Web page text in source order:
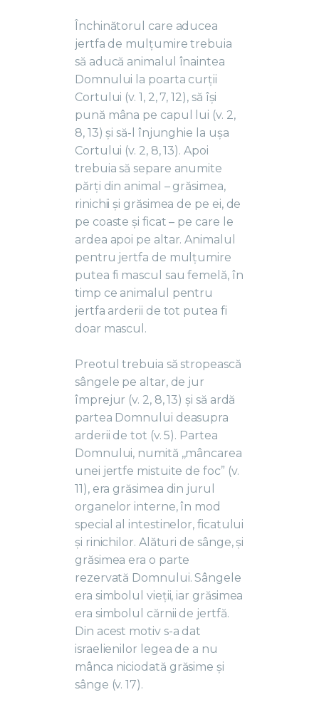
Închinătorul care aducea
jertfa de mulțumire trebuia
să aducă animalul înaintea
Domnului la poarta curții
Cortului (v. 1, 2, 7, 12), să își
pună mâna pe capul lui (v. 2,
8, 13) şi să-l înjunghie la ușa
Cortului (v. 2, 8, 13). Apoi
trebuia să separe anumite
părți din animal – grăsimea,
rinichii și grăsimea de pe ei, de
pe coaste și ficat – pe care le
ardea apoi pe altar. Animalul
pentru jertfa de mulțumire
putea fi mascul sau femelă, în
timp ce animalul pentru
jertfa arderii de tot putea fi
doar mascul.
Preotul trebuia să stropească
sângele pe altar, de jur
împrejur (v. 2, 8, 13) şi să ardă
partea Domnului deasupra
arderii de tot (v. 5). Partea
Domnului, numită ,,mâncarea
unei jertfe mistuite de foc” (v.
11), era grăsimea din jurul
organelor interne, în mod
special al intestinelor, ficatului
și rinichilor. Alături de sânge, și
grăsimea era o parte
rezervată Domnului. Sângele
era simbolul vieții, iar grăsimea
era simbolul cărnii de jertfă.
Din acest motiv s-a dat
israelienilor legea de a nu
mânca niciodată grăsime și
sânge (v. 17).